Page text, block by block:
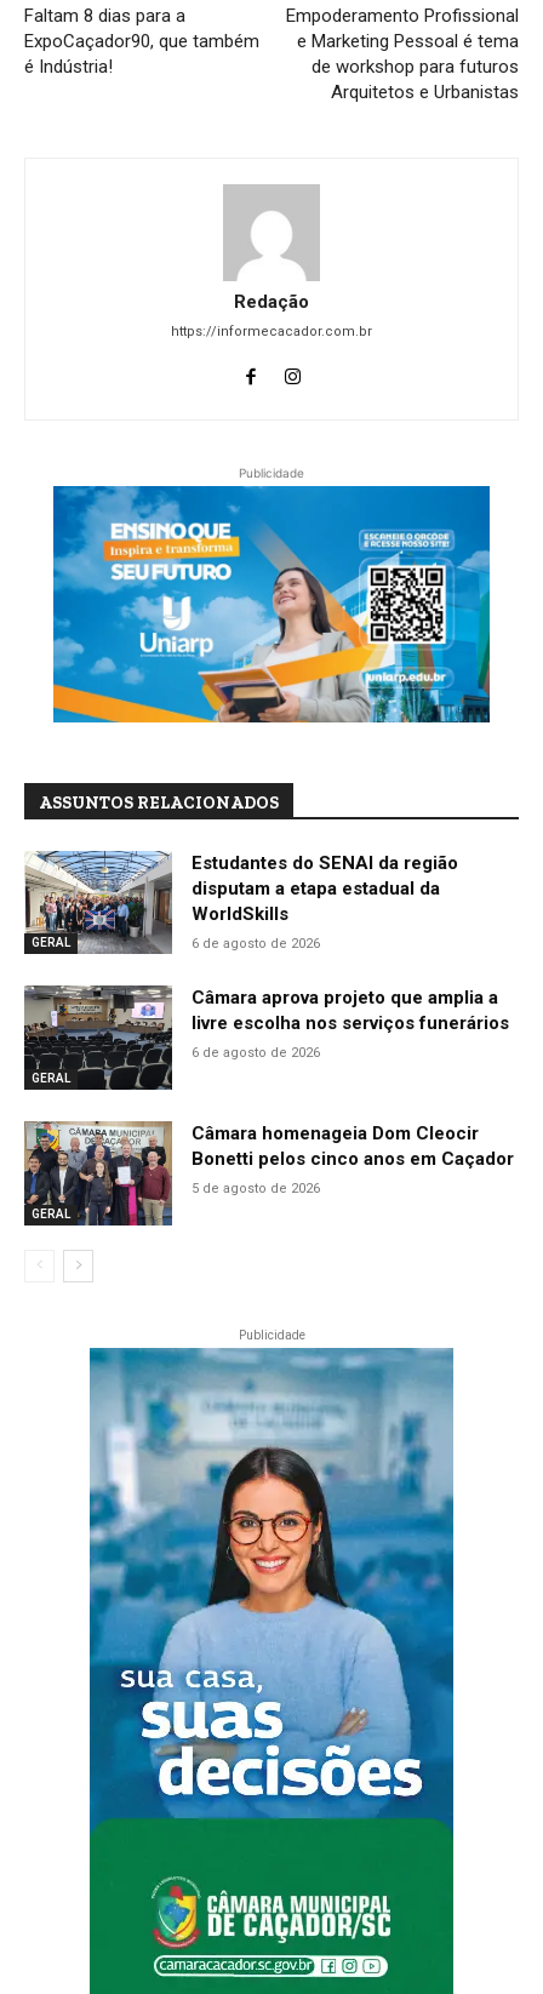
Faltam 8 dias para a
ExpoCaçador90, que também
é Indústria!
Empoderamento Profissional
e Marketing Pessoal é tema
de workshop para futuros
Arquitetos e Urbanistas
Redação
https://informecacador.com.br
Publicidade
ASSUNTOS RELACIONADOS
GERAL
Estudantes do SENAI da região
disputam a etapa estadual da
WorldSkills
6 de agosto de 2026
GERAL
Câmara aprova projeto que amplia a
livre escolha nos serviços funerários
6 de agosto de 2026
GERAL
Câmara homenageia Dom Cleocir
Bonetti pelos cinco anos em Caçador
5 de agosto de 2026
Publicidade